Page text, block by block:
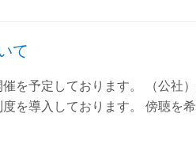
て
を予定しております。 （公社
を導入しております。 傍聴を